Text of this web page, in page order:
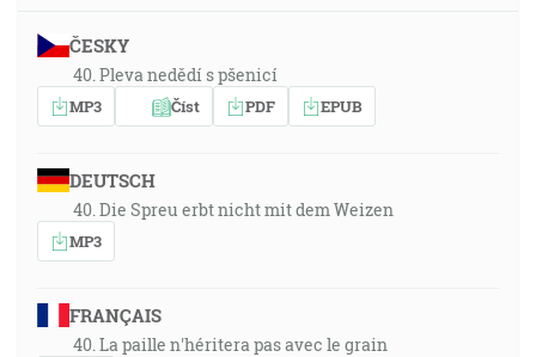
ČESKY
40. Pleva nedědí s pšenicí
MP3 Číst PDF EPUB
DEUTSCH
40. Die Spreu erbt nicht mit dem Weizen
MP3
FRANÇAIS
40. La paille n'héritera pas avec le grain